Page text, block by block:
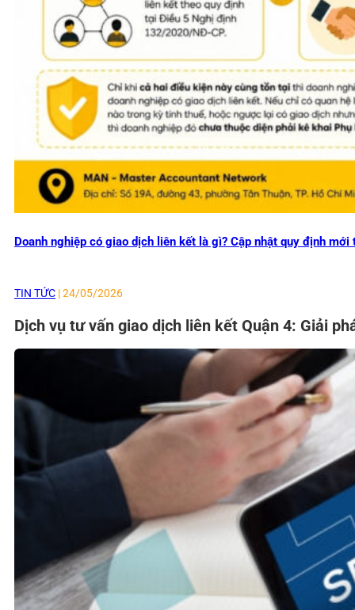
Doanh nghiệp có giao dịch liên kết là gì? Cập nhật quy định
TIN TỨC | 24/05/2026
Dịch vụ tư vấn giao dịch liên kết Quận 4: Giải